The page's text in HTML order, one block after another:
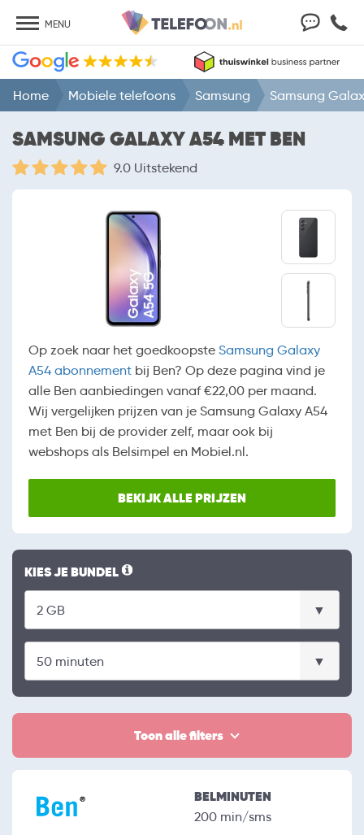
MENU
Home Mobiele telefoons Samsung Samsung
SAMSUNG GALAXY A54 MET BEN
9.0 Uitstekend
Op zoek naar het goedkoopste Samsung Galaxy
A54 abonnement bij Ben? Op deze pagina vind je
alle Ben aanbiedingen vanaf €22,00 per maand.
Wij vergelijken prijzen van je Samsung Galaxy A54
met Ben bij de provider zelf, maar ook bij
webshops als Belsimpel en Mobiel.nl.
BEKIJK ALLE PRIJZEN
KIES JE BUNDEL
Toon alle filters
BELMINUTEN
200 min/sms